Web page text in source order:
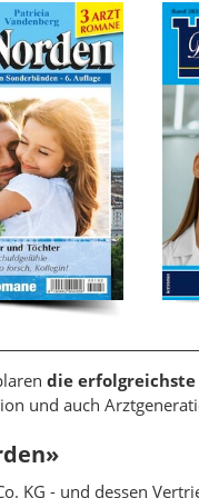
die erfolgreichste
und auch
KG - und dessen